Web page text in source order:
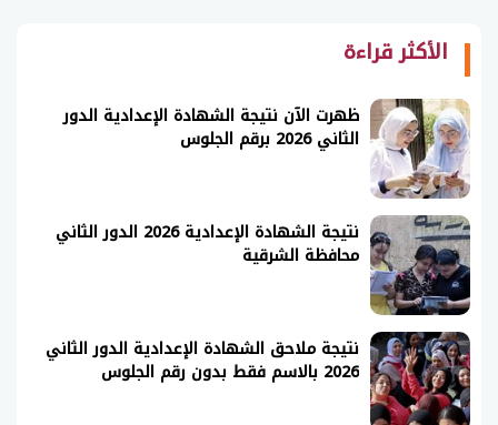
الأكثر قراءة
ظهرت الآن نتيجة الشهادة الإعدادية الدور
الثاني 2026 برقم الجلوس
نتيجة الشهادة الإعدادية 2026 الدور الثاني
محافظة الشرقية
نتيجة ملاحق الشهادة الإعدادية الدور الثاني
2026 بالاسم فقط بدون رقم الجلوس